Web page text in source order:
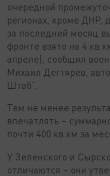
очередной
регионах, кроме ДНР,
за последний месяц
фронте взято на 4
апреле), сообщил
Михаил Дегтярёв,
Штаб".
Тем не менее
впечатлять –
почти 400 кв.км за
У Зеленского и
отличаются – они